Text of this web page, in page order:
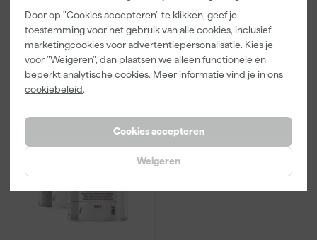
Door op "Cookies accepteren" te klikken, geef je
toestemming voor het gebruik van alle cookies, inclusief
marketingcookies voor advertentiepersonalisatie. Kies je
voor "Weigeren", dan plaatsen we alleen functionele en
beperkt analytische cookies. Meer informatie vind je in ons
cookiebeleid.
Cookies accepteren
Weigeren
36,29
incl. BTW
Vergelijk
159,09
incl. BTW
Vergelijk